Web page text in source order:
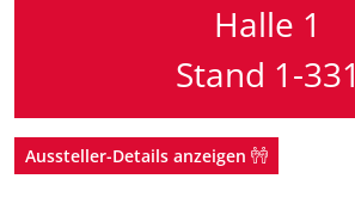
Halle 1
Stand 1-331
Aussteller-Details anzeigen